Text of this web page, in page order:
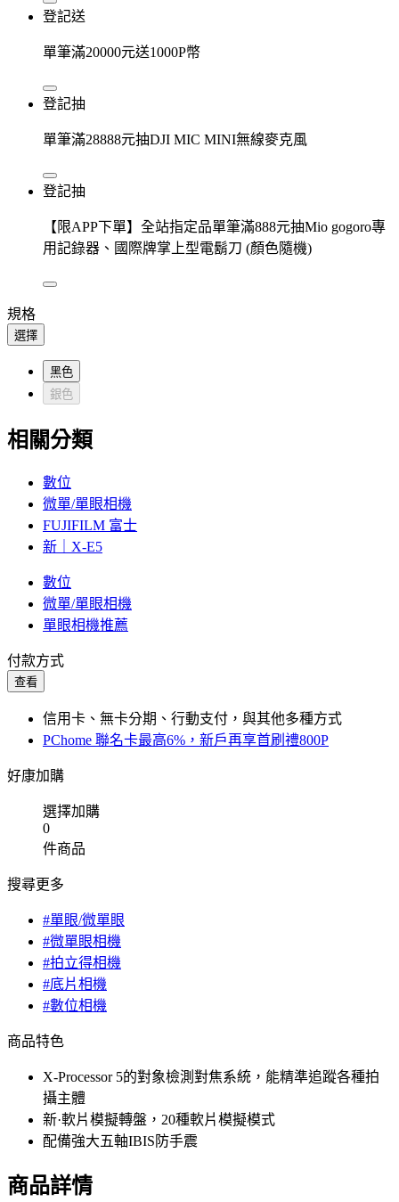
登記送
單筆滿20000元送1000P幣
登記抽
單筆滿28888元抽DJI MIC MINI無線麥克風
登記抽
【限APP下單】全站指定品單筆滿888元抽Mio gogoro專
用記錄器、國際牌掌上型電鬍刀 (顏色隨機)
規格
選擇
黑色
銀色
相關分類
數位
微單/單眼相機
FUJIFILM 富士
新｜X-E5
數位
微單/單眼相機
單眼相機推薦
付款方式
查看
信用卡、無卡分期、行動支付，與其他多種方式
PChome 聯名卡最高6%，新戶再享首刷禮800P
好康加購
選擇加購
0
件商品
搜尋更多
#單眼/微單眼
#微單眼相機
#拍立得相機
#底片相機
#數位相機
商品特色
X-Processor 5的對象檢測對焦系統，能精準追蹤各種拍
攝主體
新·軟片模擬轉盤，20種軟片模擬模式
配備強大五軸IBIS防手震
商品詳情